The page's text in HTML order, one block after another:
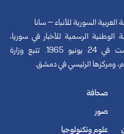
العربية السورية للأنباء – سانا
الوطنية الرسمية للأخبار في سوريا،
تأسست في 24 يونيو 1965. تتبع وزارة
ومركزها الرئيسي في دمشق.
صحافة
صور
علوم وتكنولوجيا